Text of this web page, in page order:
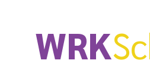
WRK